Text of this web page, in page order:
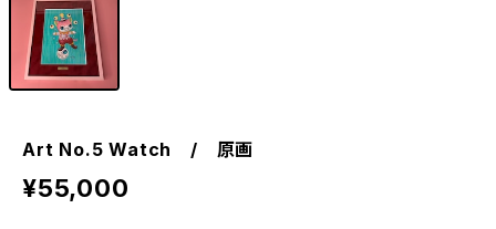
Art No.5 Watch / 原画
¥55,000